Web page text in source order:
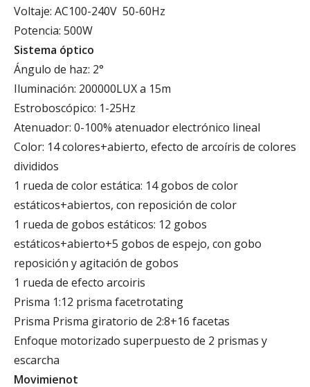
Voltaje: AC100-240V 50-60Hz
Potencia: 500W
Sistema óptico
Ángulo de haz: 2°
Iluminación: 200000LUX a 15m
Estroboscópico: 1-25Hz
Atenuador: 0-100% atenuador electrónico lineal
Color: 14 colores+abierto, efecto de arcoíris de colores
divididos
1 rueda de color estática: 14 gobos de color
estáticos+abiertos, con reposición de color
1 rueda de gobos estáticos: 12 gobos
estáticos+abierto+5 gobos de espejo, con gobo
reposición y agitación de gobos
1 rueda de efecto arcoiris
Prisma 1:12 prisma facetrotating
Prisma Prisma giratorio de 2:8+16 facetas
Enfoque motorizado superpuesto de 2 prismas y
escarcha
Movimienot